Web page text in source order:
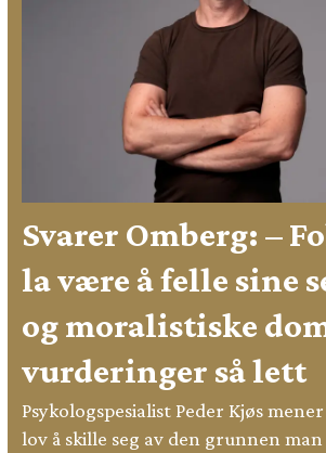
Svarer Omberg: –
la være å felle sine
og moralistiske
vurderinger så lett
Psykologspesialist Peder Kjøs
lov å skille seg av den grunnen man